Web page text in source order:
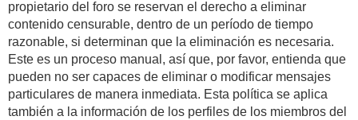
propietario del foro se reservan el derecho a eliminar
contenido censurable, dentro de un período de tiempo
razonable, si determinan que la eliminación es necesaria.
Este es un proceso manual, así que, por favor, entienda que
pueden no ser capaces de eliminar o modificar mensajes
particulares de manera inmediata. Esta política se aplica
también a la información de los perfiles de los miembros del